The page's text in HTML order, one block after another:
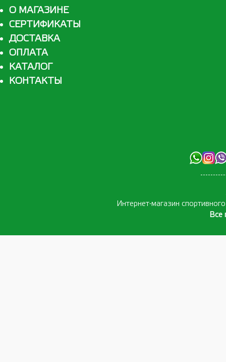
О МАГАЗИНЕ
СЕРТИФИКАТЫ
ДОСТАВКА
ОПЛАТА
КАТАЛОГ
КОНТАКТЫ
Интернет-магазин
Все